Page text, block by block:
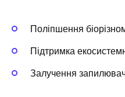
Поліпшення
Підтримка
Залучення